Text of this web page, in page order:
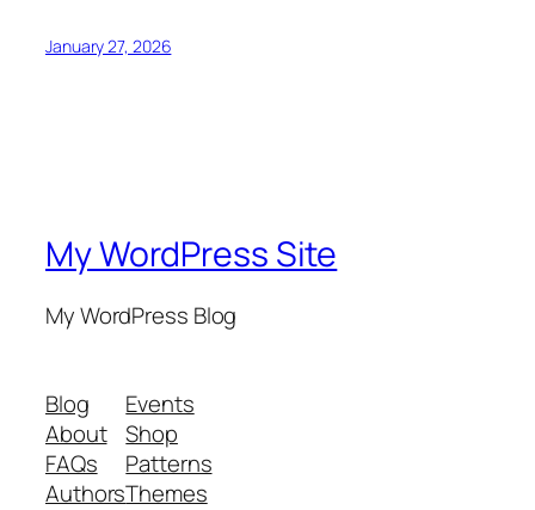
January 27, 2026
My WordPress Site
My WordPress Blog
Blog
About
FAQs
Authors
Events
Shop
Patterns
Themes